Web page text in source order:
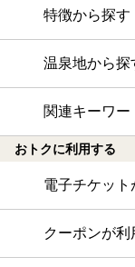
特徴から探す
温泉地から探
関連キーワー
おトクに利用する
電子チケッ
クーポンが